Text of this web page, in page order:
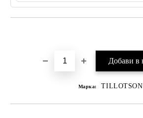
Марка: TILLOTSON